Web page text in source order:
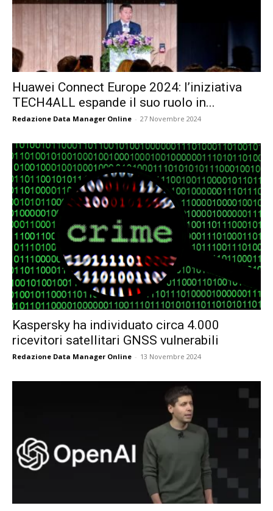
Huawei Connect Europe 2024: l’iniziativa
TECH4ALL espande il suo ruolo in...
Redazione Data Manager Online - 27 Novembre 2024
Kaspersky ha individuato circa 4.000
ricevitori satellitari GNSS vulnerabili
Redazione Data Manager Online - 13 Novembre 2024